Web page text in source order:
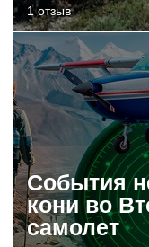
1 отзыв
События
кони во
самолет